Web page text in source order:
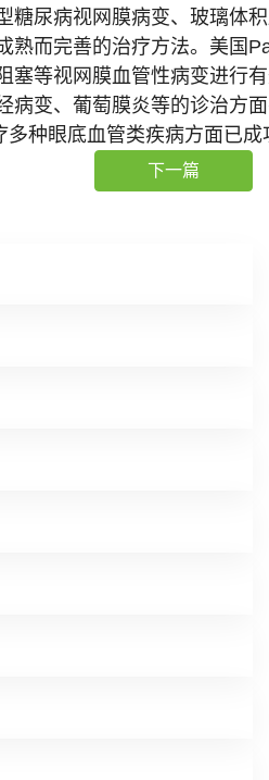
糖尿病视网膜病变、玻璃体
熟而完善的治疗方法。美国
塞等视网膜血管性病变进行
病变、葡萄膜炎等的诊治方
多种眼底血管类疾病方面已
下一篇